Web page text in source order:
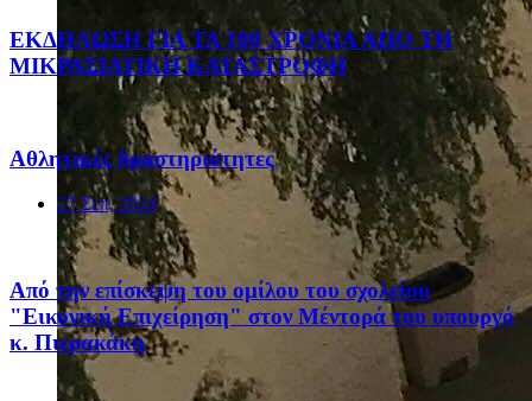
ΕΚΔΗΛΩΣΗ ΓΙΑ ΤΑ 100 ΧΡΟΝΙΑ ΑΠΟ ΤΗ
ΜΙΚΡΑΣΙΑΤΙΚΗ ΚΑΤΑΣΤΡΟΦΗ
Αθλητικές δραστηριότητες
27 Σεπ, 2024
Από την επίσκεψη του ομίλου του σχολείου
"Εικονική Επιχείρηση" στον Μέντορά του υπουργό
κ. Πιερακάκη